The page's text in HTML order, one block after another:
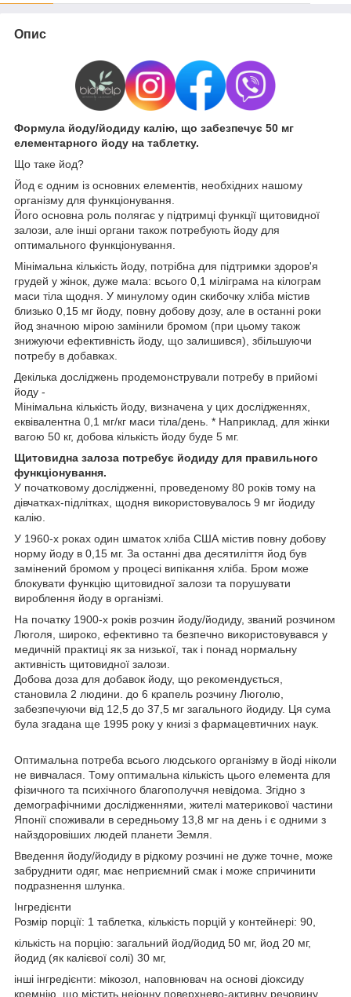
Опис
Формула йоду/йодиду калію, що забезпечує 50 мг
елементарного йоду на таблетку.
Що таке йод?
Йод є одним із основних елементів, необхідних нашому
організму для функціонування.
Його основна роль полягає у підтримці функції щитовидної
залози, але інші органи також потребують йоду для
оптимального функціонування.
Мінімальна кількість йоду, потрібна для підтримки здоров'я
грудей у ​​жінок, дуже мала: всього 0,1 міліграма на кілограм
маси тіла щодня. У минулому один скибочку хліба містив
близько 0,15 мг йоду, повну добову дозу, але в останні роки
йод значною мірою замінили бромом (при цьому також
знижуючи ефективність йоду, що залишився), збільшуючи
потребу в добавках.
Декілька досліджень продемонстрували потребу в прийомі
йоду -
Мінімальна кількість йоду, визначена у цих дослідженнях,
еквівалентна 0,1 мг/кг маси тіла/день. * Наприклад, для жінки
вагою 50 кг, добова кількість йоду буде 5 мг.
Щитовидна залоза потребує йодиду для правильного
функціонування.
У початковому дослідженні, проведеному 80 років тому на
дівчатках-підлітках, щодня використовувалось 9 мг йодиду
калію.
У 1960-х роках один шматок хліба США містив повну добову
норму йоду в 0,15 мг. За останні два десятиліття йод був
замінений бромом у процесі випікання хліба. Бром може
блокувати функцію щитовидної залози та порушувати
вироблення йоду в організмі.
На початку 1900-х років розчин йоду/йодиду, званий розчином
Люголя, широко, ефективно та безпечно використовувався у
медичній практиці як за низької, так і понад нормальну
активність щитовидної залози.
Добова доза для добавок йоду, що рекомендується,
становила 2 людини. до 6 крапель розчину Люголю,
забезпечуючи від 12,5 до 37,5 мг загального йодиду. Ця сума
була згадана ще 1995 року у книзі з фармацевтичних наук.
Оптимальна потреба всього людського організму в йоді ніколи
не вивчалася. Тому оптимальна кількість цього елемента для
фізичного та психічного благополуччя невідома. Згідно з
демографічними дослідженнями, жителі материкової частини
Японії споживали в середньому 13,8 мг на день і є одними з
найздоровіших людей планети Земля.
Введення йоду/йодиду в рідкому розчині не дуже точне, може
забруднити одяг, має неприємний смак і може спричинити
подразнення шлунка.
Інгредієнти
Розмір порції: 1 таблетка, кількість порцій у контейнері: 90,
кількість на порцію: загальний йод/йодид 50 мг, йод 20 мг,
йодид (як калієвої солі) 30 мг,
інші інгредієнти: мікозол, наповнювач на основі діоксиду
кремнію, що містить неіонну поверхнево-активну речовину,